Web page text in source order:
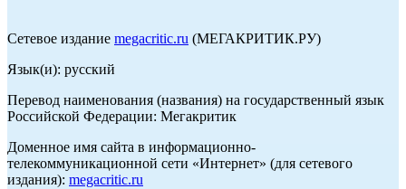
Сетевое издание megacritic.ru (МЕГАКРИТИК.РУ)
Язык(и): русский
Перевод наименования (названия) на государственный язык
Российской Федерации: Мегакритик
Доменное имя сайта в информационно-
телекоммуникационной сети «Интернет» (для сетевого
издания): megacritic.ru